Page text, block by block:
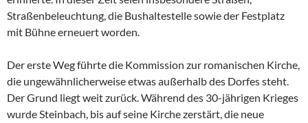
Straßenbeleuchtung, die Bushaltestelle sowie der Festplatz
mit Bühne erneuert worden.
Der erste Weg führte die Kommission zur romanischen Kirche,
die ungewähnlicherweise etwas außerhalb des Dorfes steht.
Der Grund liegt weit zurück. Während des 30-jährigen Krieges
wurde Steinbach, bis auf seine Kirche zerstärt, die neue